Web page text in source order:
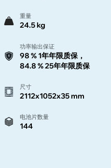
重量
24.5 kg
功率输出保证
98 % 1年年限质保，
84.8 % 25年年限质保
尺寸
2112x1052x35 mm
电池片数量
144